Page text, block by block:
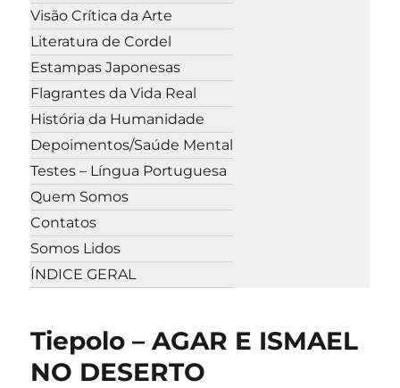
Visão Crítica da Arte
Literatura de Cordel
Estampas Japonesas
Flagrantes da Vida Real
História da Humanidade
Depoimentos/Saúde Mental
Testes – Língua Portuguesa
Quem Somos
Contatos
Somos Lidos
ÍNDICE GERAL
Tiepolo – AGAR E ISMAEL
NO DESERTO